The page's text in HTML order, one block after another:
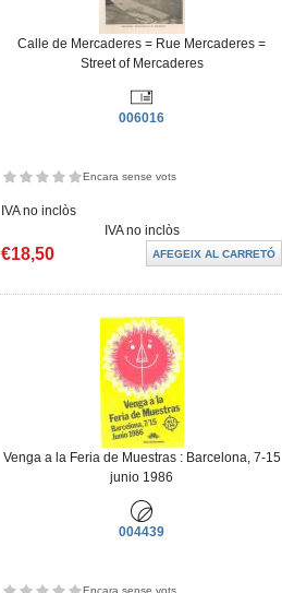
Calle de Mercaderes = Rue Mercaderes =
Street of Mercaderes
006016
Encara sense vots
IVA no inclòs
IVA no inclòs
€18,50
Venga a la Feria de Muestras : Barcelona, 7-15
junio 1986
004439
Encara sense vots